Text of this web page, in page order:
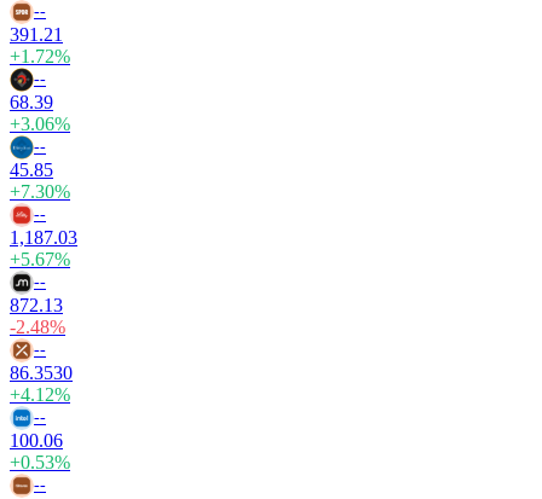
--
391.21
+1.72%
--
68.39
+3.06%
--
45.85
+7.30%
--
1,187.03
+5.67%
--
872.13
-2.48%
--
86.3530
+4.12%
--
100.06
+0.53%
--